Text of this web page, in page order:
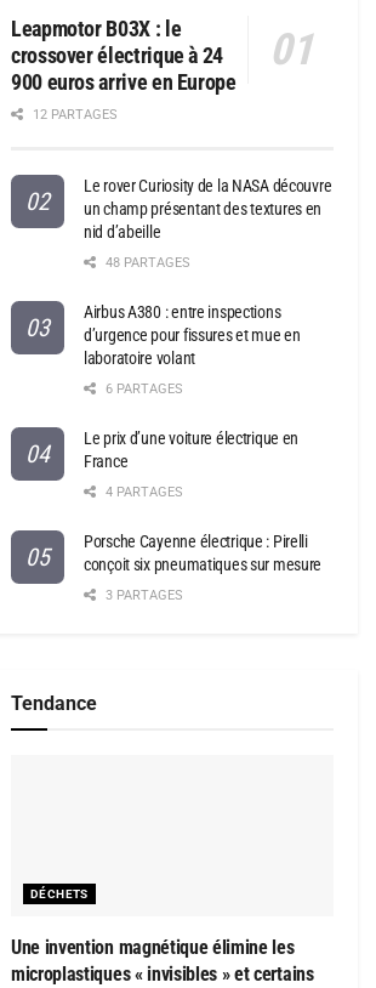
Leapmotor B03X : le
crossover électrique à 24
900 euros arrive en Europe
12 PARTAGES
Le rover Curiosity de la NASA découvre
un champ présentant des textures en
nid d’abeille
48 PARTAGES
Airbus A380 : entre inspections
d’urgence pour fissures et mue en
laboratoire volant
6 PARTAGES
Le prix d’une voiture électrique en
France
4 PARTAGES
Porsche Cayenne électrique : Pirelli
conçoit six pneumatiques sur mesure
3 PARTAGES
Tendance
DÉCHETS
Une invention magnétique élimine les
microplastiques « invisibles » et certains